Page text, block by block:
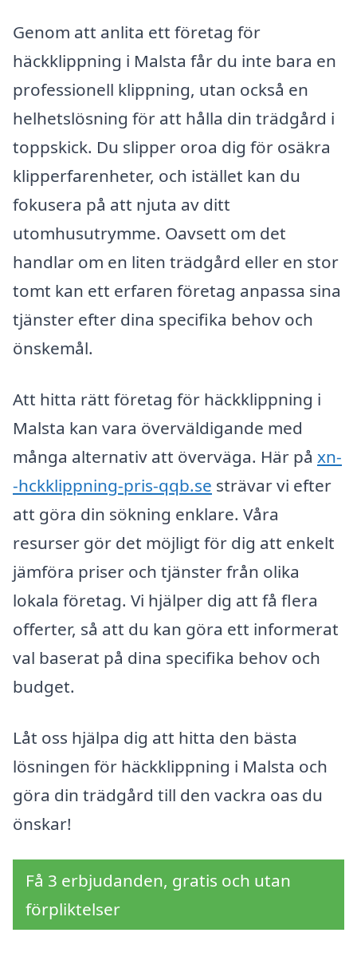
Genom att anlita ett företag för
häckklippning i Malsta får du inte bara en
professionell klippning, utan också en
helhetslösning för att hålla din trädgård i
toppskick. Du slipper oroa dig för osäkra
klipperfarenheter, och istället kan du
fokusera på att njuta av ditt
utomhusutrymme. Oavsett om det
handlar om en liten trädgård eller en stor
tomt kan ett erfaren företag anpassa sina
tjänster efter dina specifika behov och
önskemål.
Att hitta rätt företag för häckklippning i
Malsta kan vara överväldigande med
många alternativ att överväga. Här på xn-
-hckklippning-pris-qqb.se strävar vi efter
att göra din sökning enklare. Våra
resurser gör det möjligt för dig att enkelt
jämföra priser och tjänster från olika
lokala företag. Vi hjälper dig att få flera
offerter, så att du kan göra ett informerat
val baserat på dina specifika behov och
budget.
Låt oss hjälpa dig att hitta den bästa
lösningen för häckklippning i Malsta och
göra din trädgård till den vackra oas du
önskar!
Få 3 erbjudanden, gratis och utan
förpliktelser